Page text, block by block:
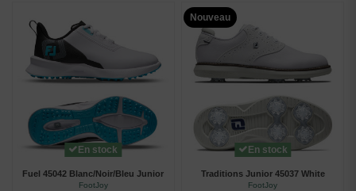
En stock
Fuel 45042 Blanc/Noir/Bleu Junior
FootJoy
Nouveau
En stock
Traditions Junior 45037 White
FootJoy